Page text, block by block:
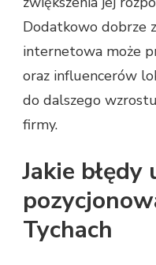
Dodatkowo dobrze
internetowa może
oraz influencerów
do dalszego
firmy.
Jakie
Tychach